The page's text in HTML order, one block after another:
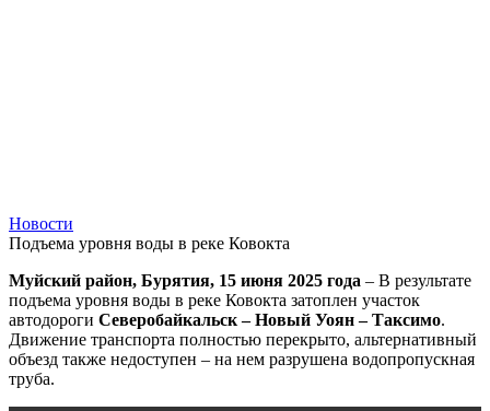
Новости
Подъема уровня воды в реке Ковокта
Муйский район, Бурятия, 15 июня 2025 года – В результате
подъема уровня воды в реке Ковокта затоплен участок
автодороги Северобайкальск – Новый Уоян – Таксимо.
Движение транспорта полностью перекрыто, альтернативный
объезд также недоступен – на нем разрушена водопропускная
труба.